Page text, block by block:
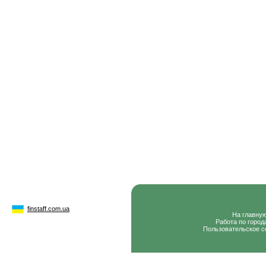
finstaff.com.ua
На
Работа по
Пользовательское